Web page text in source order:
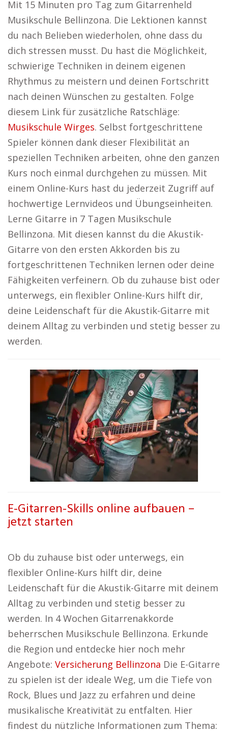
Mit 15 Minuten pro Tag zum Gitarrenheld
Musikschule Bellinzona. Die Lektionen kannst
du nach Belieben wiederholen, ohne dass du
dich stressen musst. Du hast die Möglichkeit,
schwierige Techniken in deinem eigenen
Rhythmus zu meistern und deinen Fortschritt
nach deinen Wünschen zu gestalten. Folge
diesem Link für zusätzliche Ratschläge:
Musikschule Wirges. Selbst fortgeschrittene
Spieler können dank dieser Flexibilität an
speziellen Techniken arbeiten, ohne den ganzen
Kurs noch einmal durchgehen zu müssen. Mit
einem Online-Kurs hast du jederzeit Zugriff auf
hochwertige Lernvideos und Übungseinheiten.
Lerne Gitarre in 7 Tagen Musikschule
Bellinzona. Mit diesen kannst du die Akustik-
Gitarre von den ersten Akkorden bis zu
fortgeschrittenen Techniken lernen oder deine
Fähigkeiten verfeinern. Ob du zuhause bist oder
unterwegs, ein flexibler Online-Kurs hilft dir,
deine Leidenschaft für die Akustik-Gitarre mit
deinem Alltag zu verbinden und stetig besser zu
werden.
E-Gitarren-Skills online aufbauen –
jetzt starten
Ob du zuhause bist oder unterwegs, ein
flexibler Online-Kurs hilft dir, deine
Leidenschaft für die Akustik-Gitarre mit deinem
Alltag zu verbinden und stetig besser zu
werden. In 4 Wochen Gitarrenakkorde
beherrschen Musikschule Bellinzona. Erkunde
die Region und entdecke hier noch mehr
Angebote: Versicherung Bellinzona Die E-Gitarre
zu spielen ist der ideale Weg, um die Tiefe von
Rock, Blues und Jazz zu erfahren und deine
musikalische Kreativität zu entfalten. Hier
findest du nützliche Informationen zum Thema: